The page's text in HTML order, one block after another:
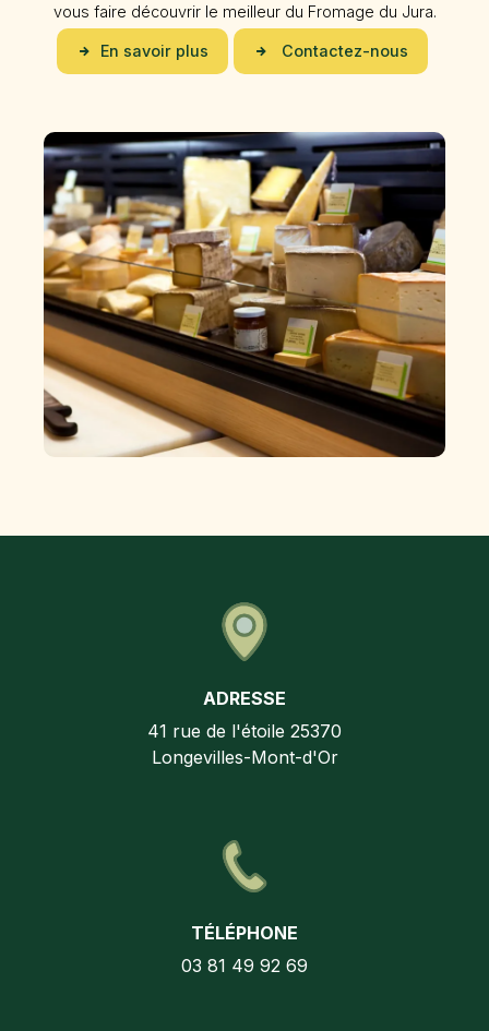
vous faire découvrir le meilleur du Fromage du Jura.
En savoir plus Contactez-nous
ADRESSE
41 rue de l'étoile 25370
Longevilles-Mont-d'Or
TÉLÉPHONE
03 81 49 92 69